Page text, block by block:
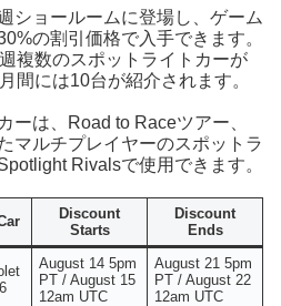
ショールームに登場し、ゲーム
の割引価格で入手できます。
複数のスポットライトカーが
間には10台が紹介されます。
ーは、Road to Raceツアー、
マルチプレイヤーのスポットラ
Rivalsで使用できます。
Discount
Starts
Discount
Ends
August 14 5pm
PT / August 15
12am UTC
August 21 5pm
PT / August 22
12am UTC